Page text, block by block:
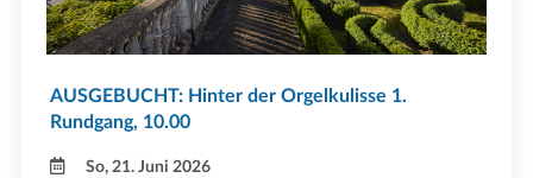
AUSGEBUCHT: Hinter der Orgelkulisse 1.
Rundgang, 10.00
So, 21. Juni 2026